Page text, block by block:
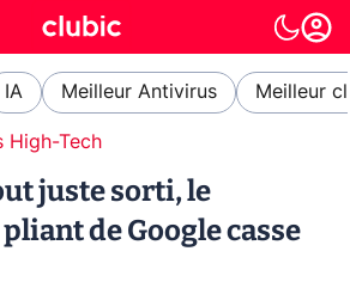
IA Meilleur Antivirus Meilleur
High-Tech
juste sorti, le
de Google casse